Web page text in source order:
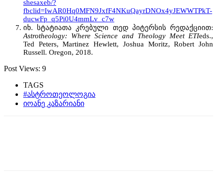
shesaxeb/?
fbclid=IwAR0Hq0MFN9JxfF4NKuQayrDNOx4yJEWWTPkT-
ducwFp_q5Pi0U4mmLv_c7w
იხ. სტატიათა კრებული თედ პიტერსის რედაქციით:
Astrotheology: Where Science and Theology Meet ETIeds.,
Ted Peters, Martinez Hewlett, Joshua Moritz, Robert John
Russell. Oregon, 2018.
Post Views: 9
TAGS
#ასტროთეოლოგია
იოანე კაზარიანი